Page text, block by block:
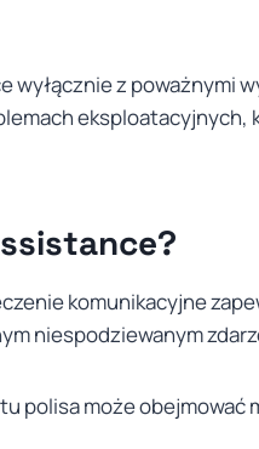
wyłącznie z poważnymi
komunikacyjne
niespodziewanym
polisa może obejmować